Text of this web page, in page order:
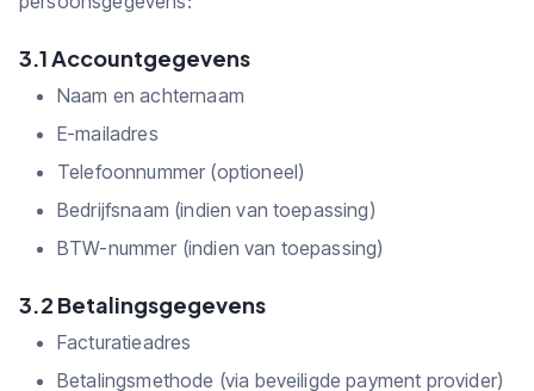
3.1 Accountgegevens
Naam en achternaam
E-mailadres
Telefoonnummer (optioneel)
Bedrijfsnaam (indien van toepassing)
BTW-nummer (indien van toepassing)
3.2 Betalingsgegevens
Facturatieadres
Betalingsmethode (via beveiligde payment provider)